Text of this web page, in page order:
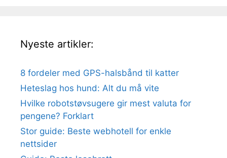
Nyeste artikler:
8 fordeler med GPS-halsbånd til katter
Heteslag hos hund: Alt du må vite
Hvilke robotstøvsugere gir mest valuta for
pengene? Forklart
Stor guide: Beste webhotell for enkle
nettsider